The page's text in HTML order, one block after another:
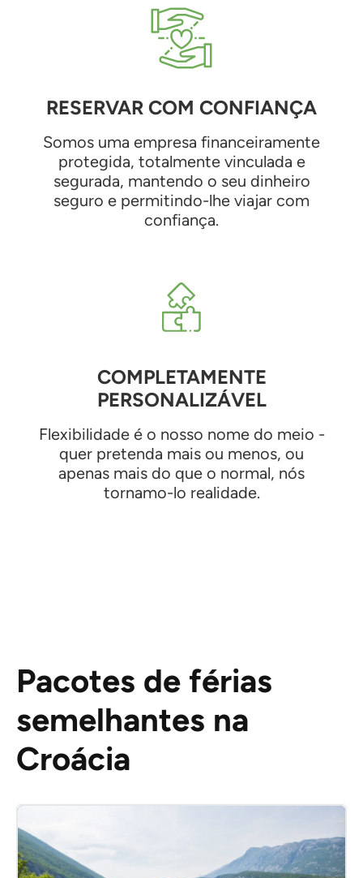
RESERVAR COM CONFIANÇA
Somos uma empresa financeiramente
protegida, totalmente vinculada e
segurada, mantendo o seu dinheiro
seguro e permitindo-lhe viajar com
confiança.
COMPLETAMENTE
PERSONALIZÁVEL
Flexibilidade é o nosso nome do meio -
quer pretenda mais ou menos, ou
apenas mais do que o normal, nós
tornamo-lo realidade.
Pacotes de férias
semelhantes na
Croácia